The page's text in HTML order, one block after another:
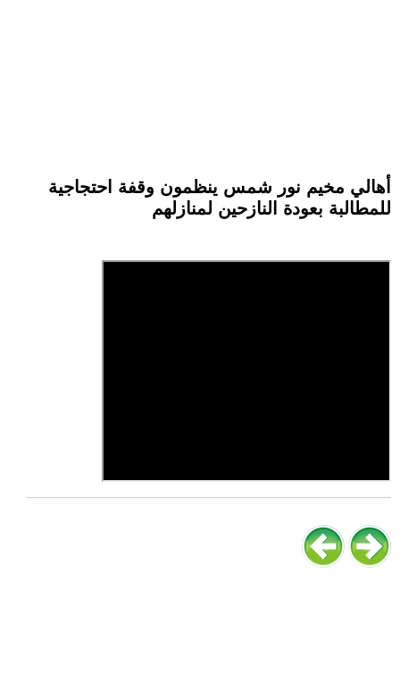
أهالي مخيم نور شمس ينظمون وقفة احتجاجية
للمطالبة بعودة النازحين لمنازلهم